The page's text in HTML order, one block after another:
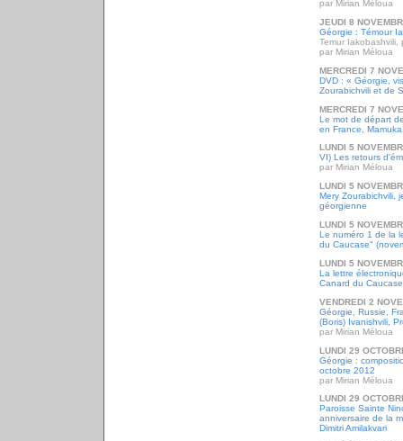
par Mirian Méloua
JEUDI 8
Géorgie : Témour
Temur Iakobashvili,
par Mirian Méloua
MERCREDI 7
DVD : « Géorgie,
Zourabichvili et de
MERCREDI 7
Le mot de départ
en France,
LUNDI 5
VI) Les retours
par Mirian Méloua
LUNDI 5
Mery Zourabichvili,
géorgienne
LUNDI 5
Le numéro 1 de la
du Caucase"
LUNDI 5
La lettre
Canard du
VENDREDI 2
Géorgie, Russie,
(Boris) Ivanishvili,
par Mirian Méloua
LUNDI 29
Géorgie :
octobre 2012
par Mirian Méloua
LUNDI 29
Paroisse Sainte
anniversaire de la
Dimitri Amilakvari